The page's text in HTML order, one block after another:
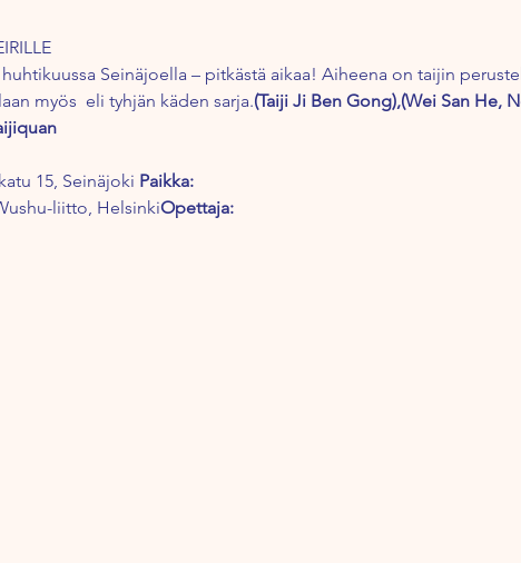
Seinäjoella – pitkästä aikaa! Aiheena on taijin
myös eli tyhjän käden sarja.(Taiji Ji Ben Gong),(Wei San He,
15, Seinäjoki Paikka:
liitto, HelsinkiOpettaja: